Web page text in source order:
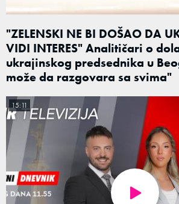
"ZELENSKI NE BI DOŠAO DA
VIDI INTERES" Analitičari o
ukrajinskog predsednika u
može da razgovara sa svima"
15:11